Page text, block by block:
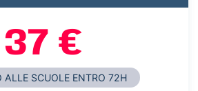
37 €
ALLE SCUOLE ENTRO 72H